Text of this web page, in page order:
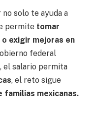
solo te ayuda a
permite tomar
exigir mejoras en
federal
el salario permita
, el reto sigue
familias mexicanas.